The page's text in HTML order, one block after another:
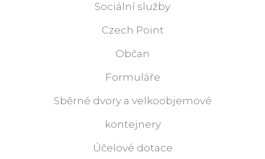
Sociální služby
Czech Point
Občan
Formuláře
Sběrné dvory a velkoobjemové
kontejnery
Účelové dotace